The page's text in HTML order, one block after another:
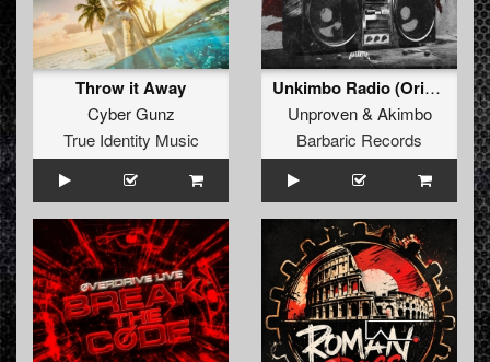
Throw it Away
Cyber Gunz
True Identity Music
Unkimbo Radio (Original Mix)
Unproven& Akimbo
Barbaric Records